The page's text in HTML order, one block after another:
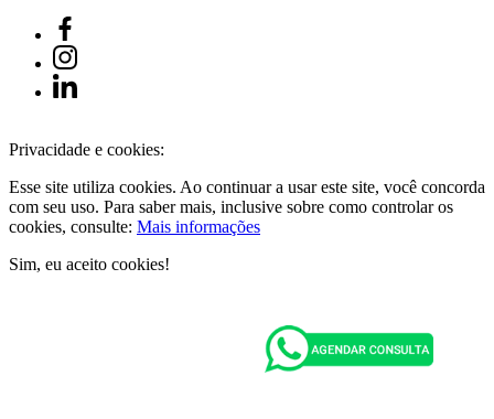
Privacidade e cookies:
Esse site utiliza cookies. Ao continuar a usar este site, você concorda
com seu uso. Para saber mais, inclusive sobre como controlar os
cookies, consulte: Mais informações
Sim, eu aceito cookies!